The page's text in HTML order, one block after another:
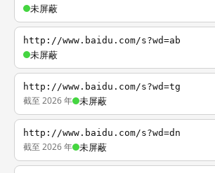
未屏蔽
http://www.baidu.com/s?wd=ab
未屏蔽
http://www.baidu.com/s?wd=tg
截至 2026 年 未屏蔽
http://www.baidu.com/s?wd=dn
截至 2026 年 未屏蔽